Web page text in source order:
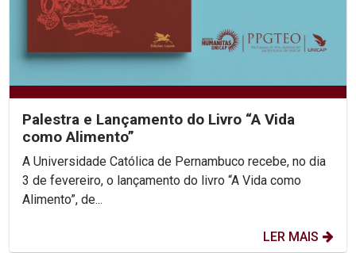
Palestra e Lançamento do Livro “A Vida
como Alimento”
A Universidade Católica de Pernambuco recebe, no dia
3 de fevereiro, o lançamento do livro “A Vida como
Alimento”, de...
LER MAIS